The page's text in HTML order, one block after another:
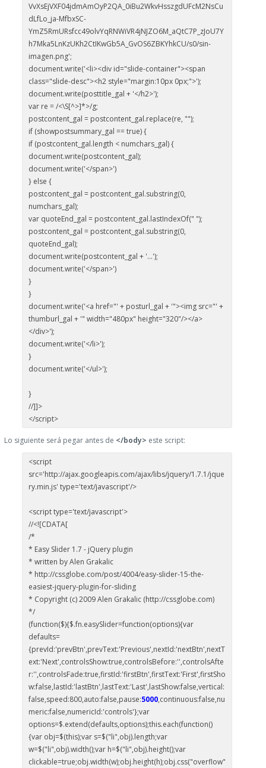
VvXsEjVXF04jdmAmOyP2QA_0iBu2WkvHsszgdUFcM2NsCu
dLfLo_ja-MfbxSC-
YmZ5RmURsfcc49olvYqRNWiVR4jNJZO6M_aQtC7P_zJoU7Y
h7Mka5LnKzUKh2CtIKwGb5A_GvOS6ZBKYhkCU/s0/sin-
imagen.png';
document.write('<li><div id="slide-container"><span
class="slide-desc"><h2 style="margin:10px 0px;">');
document.write(posttitle_gal + '</h2>');
var re = /<\S[^>]*>/g;
postcontent_gal = postcontent_gal.replace(re, "");
if (showpostsummary_gal == true) {
if (postcontent_gal.length < numchars_gal) {
document.write(postcontent_gal);
document.write('</span>')
} else {
postcontent_gal = postcontent_gal.substring(0,
numchars_gal);
var quoteEnd_gal = postcontent_gal.lastIndexOf(" ");
postcontent_gal = postcontent_gal.substring(0,
quoteEnd_gal);
document.write(postcontent_gal + '...');
document.write('</span>')
}
}
document.write('<a href="' + posturl_gal + '"><img src="' +
thumburl_gal + '" width="480px" height="320"/></a>
</div>');
document.write('</li>');
}
document.write('</ul>');
}
//]]>
</script>
Lo siguiente será pegar antes de </body> este script:
<script
src='http://ajax.googleapis.com/ajax/libs/jquery/1.7.1/jque
ry.min.js' type='text/javascript'/>
<script type='text/javascript'>
//<![CDATA[
/*
* Easy Slider 1.7 - jQuery plugin
* written by Alen Grakalic
* http://cssglobe.com/post/4004/easy-slider-15-the-
easiest-jquery-plugin-for-sliding
* Copyright (c) 2009 Alen Grakalic (http://cssglobe.com)
*/
(function($){$.fn.easySlider=function(options){var
defaults=
{prevId:'prevBtn',prevText:'Previous',nextId:'nextBtn',nextT
ext:'Next',controlsShow:true,controlsBefore:'',controlsAfte
r:'',controlsFade:true,firstId:'firstBtn',firstText:'First',firstSho
w:false,lastId:'lastBtn',lastText:'Last',lastShow:false,vertical:
false,speed:800,auto:false,pause:5000,continuous:false,nu
meric:false,numericId:'controls'};var
options=$.extend(defaults,options);this.each(function()
{var obj=$(this);var s=$("li",obj).length;var
w=$("li",obj).width();var h=$("li",obj).height();var
clickable=true;obj.width(w);obj.height(h);obj.css("overflow"